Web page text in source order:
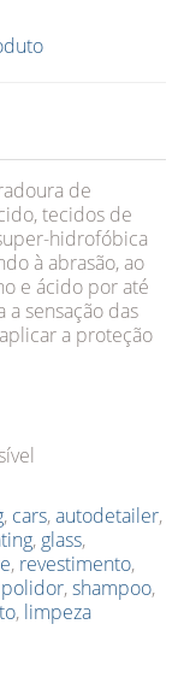
de
tecidos de
hidrofóbica
à abrasão, ao
e ácido por até
a sensação das
a proteção
, cars,autodetailer,
, glass,
, revestimento,
polidor,shampoo,
, limpeza